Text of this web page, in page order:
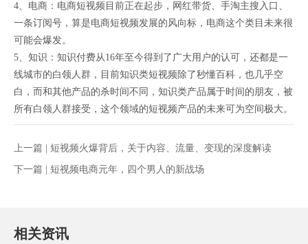
4、电商：电商短视频目前正在起步，网红带货、手淘主搜入口、
一条订阅号，算是电商短视频发展的风向标，电商这个类目未来很
可能会爆发。
5、知识：知识付费从16年至今得到了广大用户的认可，还都是一
线城市的白领人群，目前知识类短视频除了秒懂百科，也几乎空
白，而和其他产品的杀时间不同，知识类产品属于时间的朋友，被
所有白领人群接受，这个领域的短视频产品的未来可为空间极大。
上一篇 | 短视频火爆背后，关于内容、流量、变现的深度解读
下一篇 | 短视频电商元年，四个男人的新战场
相关资讯